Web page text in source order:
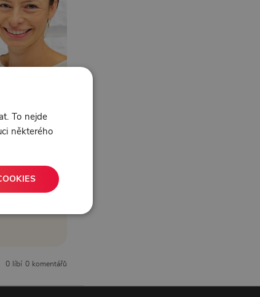
0 líbí 0 komentářů
To nejde
některého